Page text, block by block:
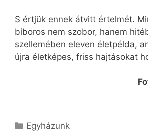
S értjük ennek átvitt értelmét.
bíboros nem szobor, hanem
szellemében eleven életpélda,
újra életképes, friss hajtásokat
Kategória
Egyházunk